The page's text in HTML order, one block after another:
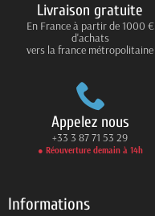
Livraison gratuite
En France à partir de 1000 €
d'achats
vers la france métropolitaine
Appelez nous
+33 3 87 71 53 29
● Réouverture demain à 14h
Informations